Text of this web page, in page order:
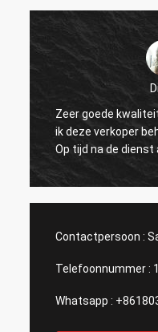
Zeer goede
ik deze verkoper
Op tijd na de dienst
Contactpersoon :
Telefoonnummer :
Whatsapp :